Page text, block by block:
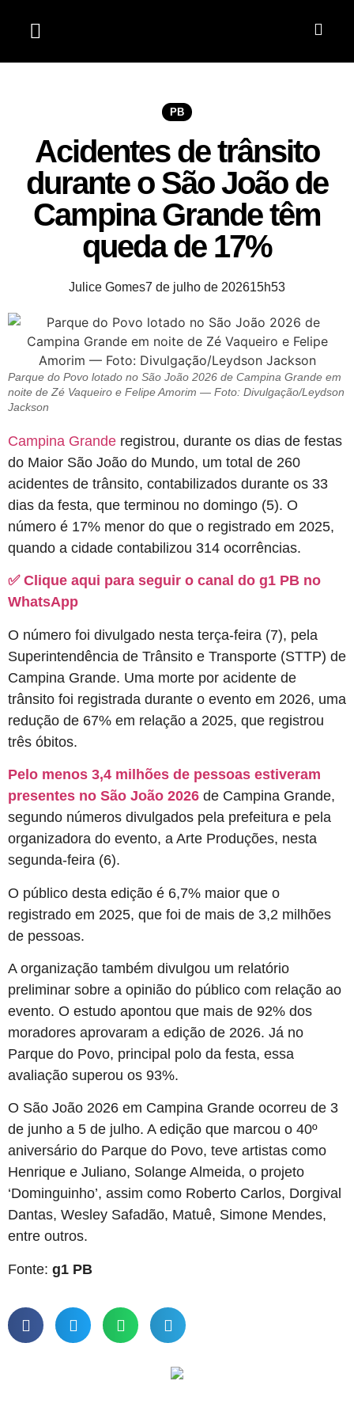
PB
Acidentes de trânsito
durante o São João de
Campina Grande têm
queda de 17%
Julice Gomes7 de julho de 202615h53
Parque do Povo lotado no São João 2026 de Campina Grande em
noite de Zé Vaqueiro e Felipe Amorim — Foto: Divulgação/Leydson
Jackson
Campina Grande registrou, durante os dias de festas
do Maior São João do Mundo, um total de 260
acidentes de trânsito, contabilizados durante os 33
dias da festa, que terminou no domingo (5). O
número é 17% menor do que o registrado em 2025,
quando a cidade contabilizou 314 ocorrências.
✅ Clique aqui para seguir o canal do g1 PB no
WhatsApp
O número foi divulgado nesta terça-feira (7), pela
Superintendência de Trânsito e Transporte (STTP) de
Campina Grande. Uma morte por acidente de
trânsito foi registrada durante o evento em 2026, uma
redução de 67% em relação a 2025, que registrou
três óbitos.
Pelo menos 3,4 milhões de pessoas estiveram
presentes no São João 2026 de Campina Grande,
segundo números divulgados pela prefeitura e pela
organizadora do evento, a Arte Produções, nesta
segunda-feira (6).
O público desta edição é 6,7% maior que o
registrado em 2025, que foi de mais de 3,2 milhões
de pessoas.
A organização também divulgou um relatório
preliminar sobre a opinião do público com relação ao
evento. O estudo apontou que mais de 92% dos
moradores aprovaram a edição de 2026. Já no
Parque do Povo, principal polo da festa, essa
avaliação superou os 93%.
O São João 2026 em Campina Grande ocorreu de 3
de junho a 5 de julho. A edição que marcou o 40º
aniversário do Parque do Povo, teve artistas como
Henrique e Juliano, Solange Almeida, o projeto
‘Dominguinho’, assim como Roberto Carlos, Dorgival
Dantas, Wesley Safadão, Matuê, Simone Mendes,
entre outros.
Fonte: g1 PB